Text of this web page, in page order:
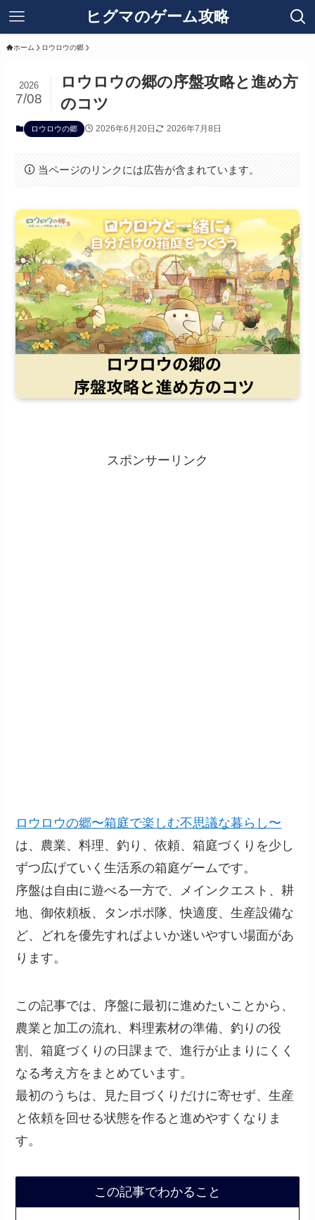
ヒグマのゲーム攻略
ホーム ロウロウの郷
ロウロウの郷の序盤攻略と進め方
のコツ
2026
7/08
ロウロウの郷 2026年6月20日 2026年7月8日
当ページのリンクには広告が含まれています。
スポンサーリンク
ロウロウの郷〜箱庭で楽しむ不思議な暮らし〜
は、農業、料理、釣り、依頼、箱庭づくりを少し
ずつ広げていく生活系の箱庭ゲームです。
序盤は自由に遊べる一方で、メインクエスト、耕
地、御依頼板、タンポポ隊、快適度、生産設備な
ど、どれを優先すればよいか迷いやすい場面があ
ります。
この記事では、序盤に最初に進めたいことから、
農業と加工の流れ、料理素材の準備、釣りの役
割、箱庭づくりの日課まで、進行が止まりにくく
なる考え方をまとめています。
最初のうちは、見た目づくりだけに寄せず、生産
と依頼を回せる状態を作ると進めやすくなりま
す。
この記事でわかること